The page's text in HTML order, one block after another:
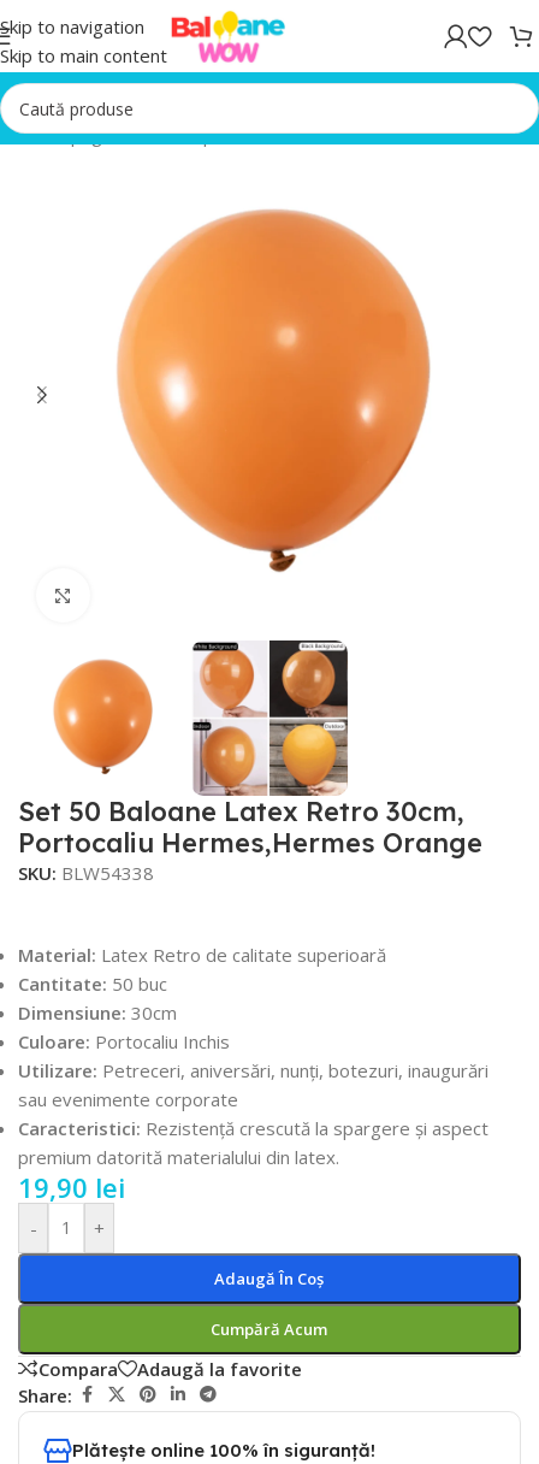
Skip to navigation
Skip to main content
Prima pagină/Baloane portocalii
Set 50 Baloane Latex Retro 30cm,
Portocaliu Hermes,Hermes Orange
SKU: BLW54338
Material: Latex Retro de calitate superioară
Cantitate: 50 buc
Dimensiune: 30cm
Culoare: Portocaliu Inchis
Utilizare: Petreceri, aniversări, nunți, botezuri, inaugurări
sau evenimente corporate
Caracteristici: Rezistență crescută la spargere și aspect
premium datorită materialului din latex.
19,90 lei
- +
Adaugă În Coș
Cumpără Acum
Compara
Adaugă la favorite
Share:
Plătește online 100% în siguranță!